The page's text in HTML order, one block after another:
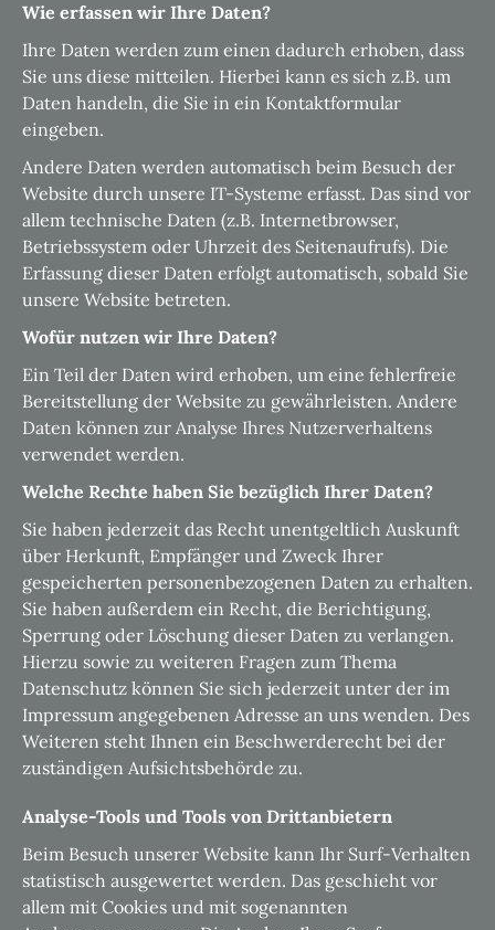
Wie erfassen wir Ihre Daten?
Ihre Daten werden zum einen dadurch erhoben, dass
Sie uns diese mitteilen. Hierbei kann es sich z.B. um
Daten handeln, die Sie in ein Kontaktformular
eingeben.
Andere Daten werden automatisch beim Besuch der
Website durch unsere IT-Systeme erfasst. Das sind vor
allem technische Daten (z.B. Internetbrowser,
Betriebssystem oder Uhrzeit des Seitenaufrufs). Die
Erfassung dieser Daten erfolgt automatisch, sobald Sie
unsere Website betreten.
Wofür nutzen wir Ihre Daten?
Ein Teil der Daten wird erhoben, um eine fehlerfreie
Bereitstellung der Website zu gewährleisten. Andere
Daten können zur Analyse Ihres Nutzerverhaltens
verwendet werden.
Welche Rechte haben Sie bezüglich Ihrer Daten?
Sie haben jederzeit das Recht unentgeltlich Auskunft
über Herkunft, Empfänger und Zweck Ihrer
gespeicherten personenbezogenen Daten zu erhalten.
Sie haben außerdem ein Recht, die Berichtigung,
Sperrung oder Löschung dieser Daten zu verlangen.
Hierzu sowie zu weiteren Fragen zum Thema
Datenschutz können Sie sich jederzeit unter der im
Impressum angegebenen Adresse an uns wenden. Des
Weiteren steht Ihnen ein Beschwerderecht bei der
zuständigen Aufsichtsbehörde zu.
Analyse-Tools und Tools von Drittanbietern
Beim Besuch unserer Website kann Ihr Surf-Verhalten
statistisch ausgewertet werden. Das geschieht vor
allem mit Cookies und mit sogenannten